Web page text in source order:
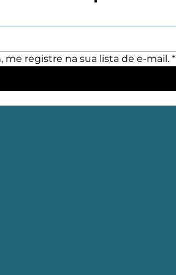
me registre na sua lista de e-mail. *